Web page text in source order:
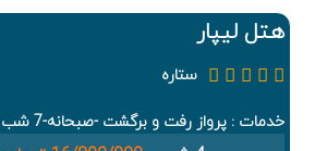
هتل لیپار
ستاره
خدمات : پرواز رفت و برگشت -صبحانه-7 شب اقامت